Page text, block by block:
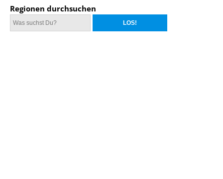
Regionen durchsuchen